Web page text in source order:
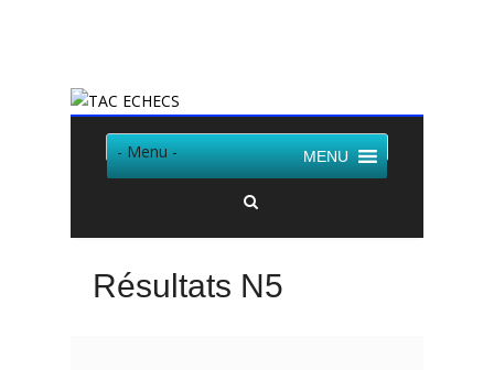
- Menu - MENU
Résultats N5